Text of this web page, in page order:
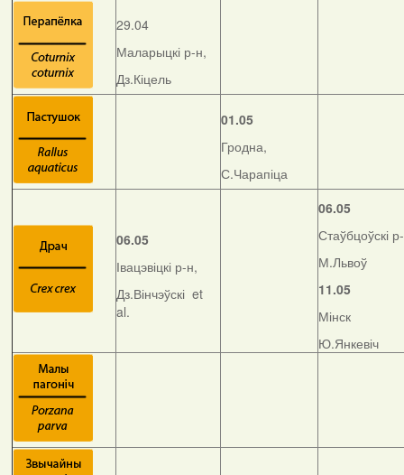
29.04
Маларыцкі р-н,
Дз.Кіцель
01.05
Гродна,
С.Чарапіца
06.05
Івацэвіцкі р-н,
Дз.Вінчэўскі et
al.
06.05
Стаўбцоўскі
М.Львоў
11.05
Мінск
Ю.Янкевіч